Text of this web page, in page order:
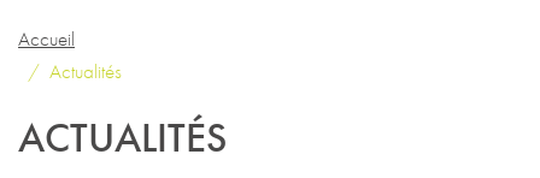
Accueil
Actualités
ACTUALITÉS